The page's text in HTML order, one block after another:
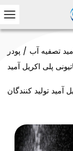
تصفیه آب / پودر
پلی اکریل آمید
آمید تولید کنندگان